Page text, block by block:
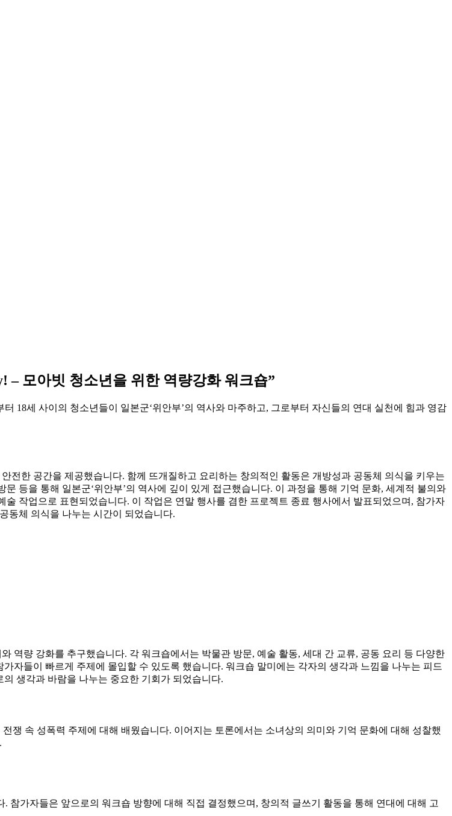
– 모아빗 청소년을 위한 역량강화 워크숍”
18세 사이의 청소년들이 일본군‘위안부’의 역사와 마주하고, 그로부터 자신들의 연대 실천에 힘과 영감
전한 공간을 제공했습니다. 함께 뜨개질하고 요리하는 창의적인 활동은 개방성과 공동체 의식을 키우는
등을 통해 일본군‘위안부’의 역사에 깊이 있게 접근했습니다. 이 과정을 통해 기억 문화, 세계적 불의와
작업으로 표현되었습니다. 이 작업은 연말 행사를 겸한 프로젝트 종료 행사에서 발표되었으며, 참가자
동체 의식을 나누는 시간이 되었습니다.
역량 강화를 추구했습니다. 각 워크숍에서는 박물관 방문, 예술 활동, 세대 간 교류, 공동 요리 등 다양한
자들이 빠르게 주제에 몰입할 수 있도록 했습니다. 워크숍 말미에는 각자의 생각과 느낌을 나누는 피드
생각과 바람을 나누는 중요한 기회가 되었습니다.
쟁 속 성폭력 주제에 대해 배웠습니다. 이어지는 토론에서는 소녀상의 의미와 기억 문화에 대해 성찰했
참가자들은 앞으로의 워크숍 방향에 대해 직접 결정했으며, 창의적 글쓰기 활동을 통해 연대에 대해 고